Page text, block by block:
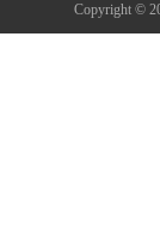
Copyright ©